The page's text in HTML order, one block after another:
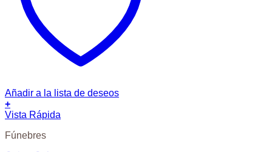
Añadir a la lista de deseos
+
Vista Rápida
Fúnebres